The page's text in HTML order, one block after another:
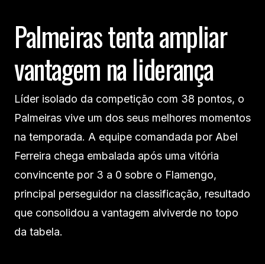
Palmeiras tenta ampliar
vantagem na liderança
Líder isolado da competição com 38 pontos, o
Palmeiras vive um dos seus melhores momentos
na temporada. A equipe comandada por Abel
Ferreira chega embalada após uma vitória
convincente por 3 a 0 sobre o Flamengo,
principal perseguidor na classificação, resultado
que consolidou a vantagem alviverde no topo
da tabela.